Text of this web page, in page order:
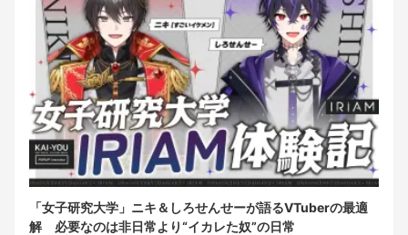
「女子研究大学」ニキ＆しろせんせーが語るVTuberの最適
解 必要なのは非日常より“イカレた奴”の日常